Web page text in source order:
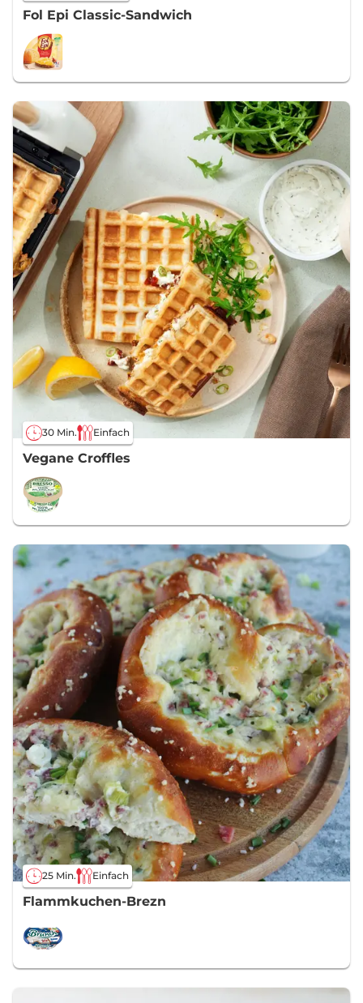
Fol Epi Classic-Sandwich
30 Min. Einfach
Vegane Croffles
25 Min. Einfach
Flammkuchen-Brezn